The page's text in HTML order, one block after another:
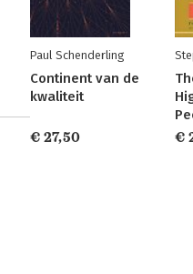
Paul Schenderling
Continent van de
kwaliteit
€ 27,50
€